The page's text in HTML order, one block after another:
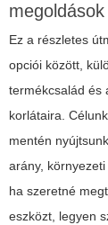
Ez a részletes
opciói között,
termékcsalád és
korlátaira.
mentén
arány,
ha szeretné
eszközt, legyen